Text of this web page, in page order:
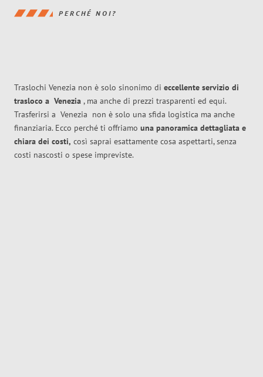
PERCHÉ NOI?
Traslochi Venezia non è solo sinonimo di eccellente servizio di
trasloco a Venezia , ma anche di prezzi trasparenti ed equi.
Trasferirsi a Venezia non è solo una sfida logistica ma anche
finanziaria. Ecco perché ti offriamo una panoramica dettagliata e
chiara dei costi, così saprai esattamente cosa aspettarti, senza
costi nascosti o spese impreviste.